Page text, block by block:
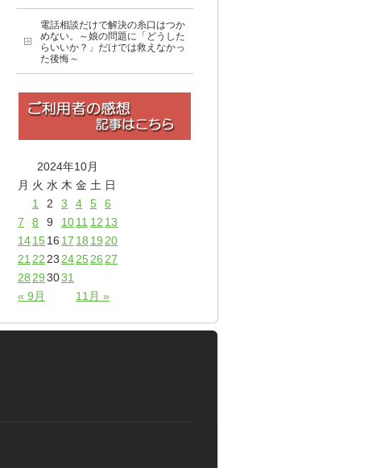
電話相談だけで解決の糸口はつか
めない。～娘の問題に「どうした
らいいか？」だけでは救えなかっ
た後悔～
2024年10月
月 火 水 木 金 土 日
« 9月 11月 »
1 2 3 4 5
6
7
8 9 1011 12 13
141516 17 18 19 20
21 22 23 242526 27
28 293031